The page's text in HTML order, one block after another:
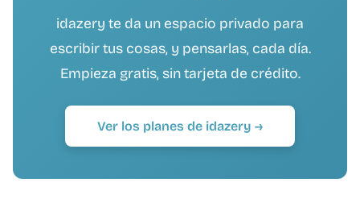
idazery te da un espacio privado para
escribir tus cosas, y pensarlas, cada día.
Empieza gratis, sin tarjeta de crédito.
Ver los planes de idazery →